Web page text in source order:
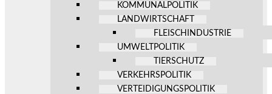
KOMMUNALPOLITIK
LANDWIRTSCHAFT
FLEISCHINDUSTRIE
UMWELTPOLITIK
TIERSCHUTZ
VERKEHRSPOLITIK
VERTEIDIGUNGSPOLITIK